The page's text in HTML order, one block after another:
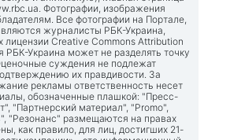
. Фотографии, изображения
Все фотографии на Портале,
журналисты РБК-Украина,
Creative Commons Attribution
РБК-Украина может не разделять точку
суждения не подлежат
их правдивости. За
рекламы ответственность несет
обозначенные плашкой: "Пресс-
"Партнерский материал", "Promo",
"Резонанс" размещаются на правах
как правило, для лиц, достигших 21-